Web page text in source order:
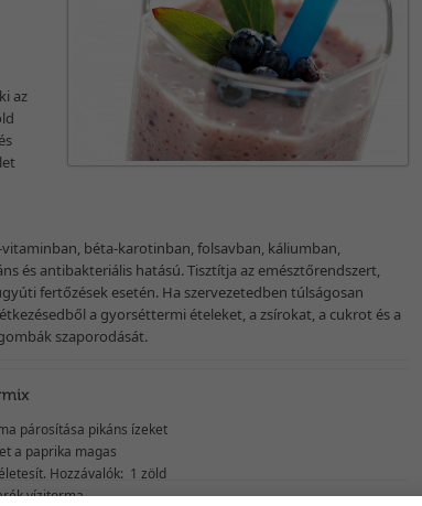
az
vitaminban, béta-karotinban, folsavban, káliumban,
és antibakteriális hatású. Tisztítja az emésztőrendszert,
fertőzések esetén. Ha szervezetedben túlságosan
a gyorséttermi ételeket, a zsírokat, a cukrot és a
szaporodását.
párosítása pikáns ízeket
a paprika magas
Hozzávalók: 1 zöld
vízitorma ...